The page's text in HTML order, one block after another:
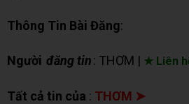
Thông Tin Bài Đăng:
Người đăng tin: THƠM | ★ Liên
Tất cả tin của : THƠM ➤